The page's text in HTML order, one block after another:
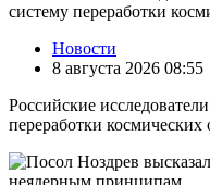
Новости
8 августа 2026 08:55
Российские
переработки космических